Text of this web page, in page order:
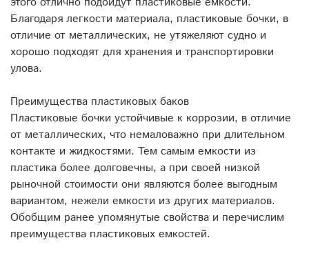
Благодаря легкости материала, пластиковые бочки, в
отличие от металлических, не утяжеляют судно и
хорошо подходят для хранения и транспортировки
улова.
Преимущества пластиковых баков
Пластиковые бочки устойчивые к коррозии, в отличие
от металлических, что немаловажно при длительном
контакте и жидкостями. Тем самым емкости из
пластика более долговечны, а при своей низкой
рыночной стоимости они являются более выгодным
вариантом, нежели емкости из других материалов.
Обобщим ранее упомянутые свойства и перечислим
преимущества пластиковых емкостей.